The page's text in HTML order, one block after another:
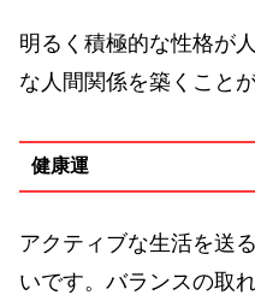
明るく積極的な性格が
な人間関係を築くこと
健康運
アクティブな生活を送
いです。バランスの取